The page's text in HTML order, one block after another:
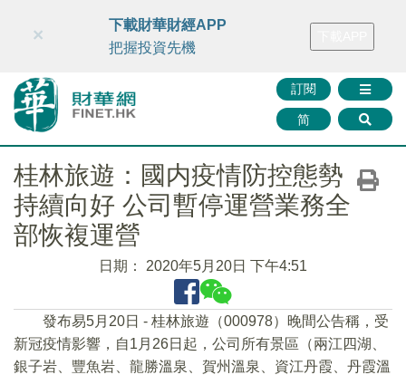
財華智庫網 FINTV FINMETA 財華證券 媒體矩陣
訂閱
简
×
下載財華財經APP
把握投資先機
桂林旅遊：國内疫情防控態勢
持續向好 公司暫停運營業務全
部恢複運營
日期： 2020年5月20日 下午4:51
發布易5月20日 - 桂林旅遊（000978）晚間公告稱，受
新冠疫情影響，自1月26日起，公司所有景區（兩江四湖、
銀子岩、豐魚岩、龍勝溫泉、賀州溫泉、資江丹霞、丹霞溫